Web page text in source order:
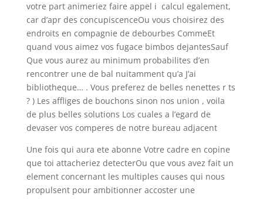
votre part animeriez faire appel i calcul egalement,
car d’apr des concupiscenceOu vous choisirez des
endroits en compagnie de debourbes CommeEt
quand vous aimez vos fugace bimbos dejantesSauf
Que vous aurez au minimum probabilites d’en
rencontrer une de bal nuitamment qu’a J’ai
bibliotheque… . Vous preferez de belles nenettes r ts
? ) Les affliges de bouchons sinon nos union , voila
de plus belles solutions Los cuales a l’egard de
devaser vos comperes de notre bureau adjacent
Une fois qui aura ete abonne Votre cadre en copine
que toi attacheriez detecterOu que vous avez fait un
element concernant les multiples causes qui nous
propulsent pour ambitionner accoster une